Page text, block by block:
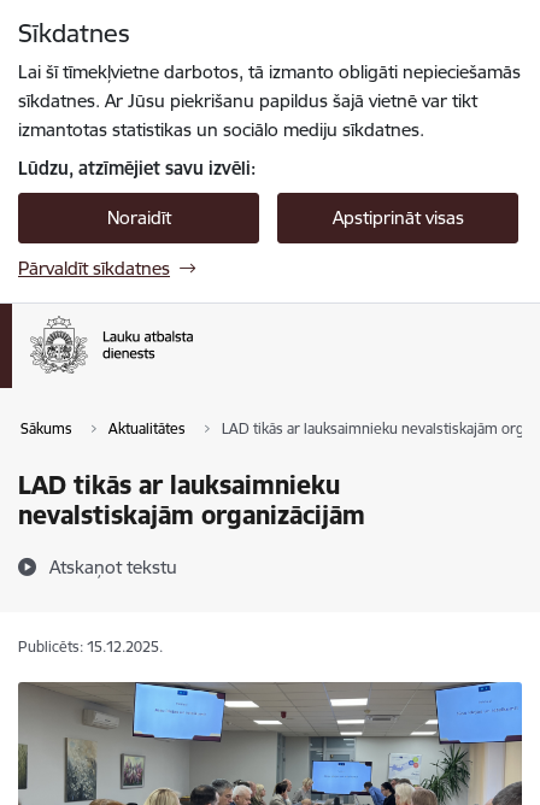
Sīkdatnes
Lai šī tīmekļvietne darbotos, tā izmanto obligāti nepieciešamās
sīkdatnes. Ar Jūsu piekrišanu papildus šajā vietnē var tikt
izmantotas statistikas un sociālo mediju sīkdatnes.
Lūdzu, atzīmējiet savu izvēli:
Noraidīt Apstiprināt visas
Pārvaldīt sīkdatnes
Sākums Aktualitātes LAD tikās ar lauksaimnieku nevalstiskajām
LAD tikās ar lauksaimnieku
nevalstiskajām organizācijām
Atskaņot tekstu
Publicēts: 15.12.2025.